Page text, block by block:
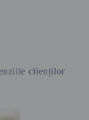
clienților